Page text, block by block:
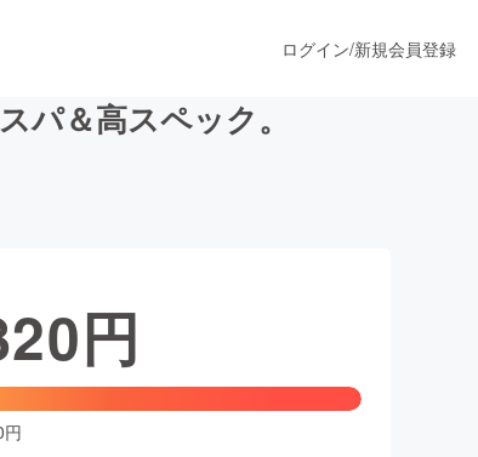
ファッション
ログイン/新規会員登録
パ＆高スペック。
円